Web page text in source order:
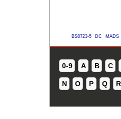
BS8723-5 DC MADS
0-9 A B C
N O P Q R